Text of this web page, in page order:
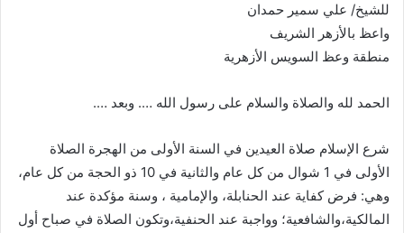
للشيخ/ علي سمير حمدان
واعظ بالأزهر الشريف
منطقة وعظ السويس الأزهرية
الحمد لله والصلاة والسلام على رسول الله …. وبعد ….
شرع الإسلام صلاة العيدين في السنة الأولى من الهجرة الصلاة
الأولى في 1 شوال من كل عام والثانية في 10 ذو الحجة من كل عام،
وهي: فرض كفاية عند الحنابلة، والإمامية ، وسنة مؤكدة عند
المالكية،والشافعية؛ وواجبة عند الحنفية،وتكون الصلاة في صباح أول